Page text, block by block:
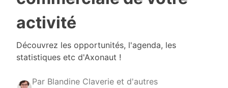
activité
Découvrez les opportunités, l'agenda, les
statistiques etc d'Axonaut !
Par Blandine Claverie et d'autres